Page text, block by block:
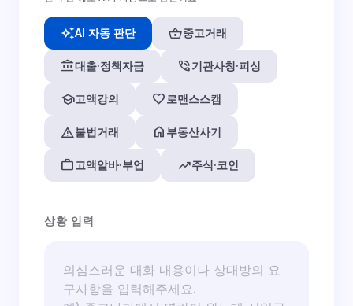
auto_awesomeAI 자동 판단 shopping_basket중고거래
account_balance대출·정책자금 phone_in_talk기관사칭·피싱
school고액강의 favorite 로맨스스캠
warning불법거래 home 부동산사기
work 고액알바·부업 trending_up주식·코인
상황 입력